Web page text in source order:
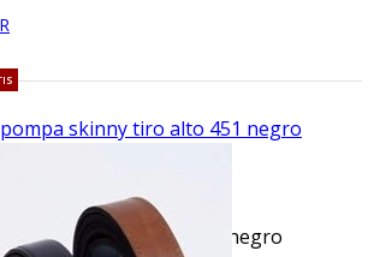
skinny tiro alto 451 negro